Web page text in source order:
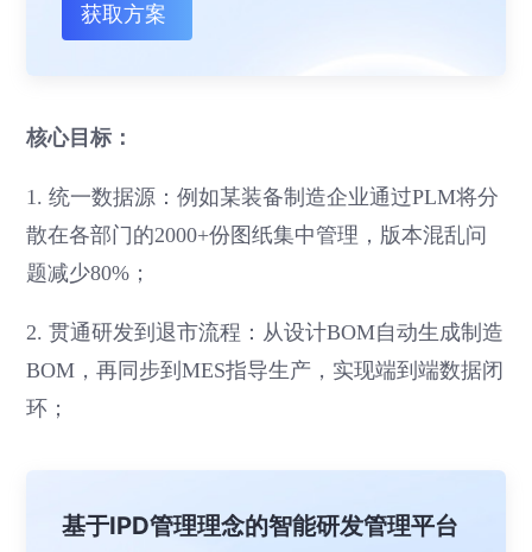
获取方案
核心目标：
1. 统一数据源：例如某装备制造企业通过PLM将分
散在各部门的2000+份图纸集中管理，版本混乱问
题减少80%；
2. 贯通研发到退市流程：从设计BOM自动生成制造
BOM，再同步到MES指导生产，实现端到端数据闭
环；
基于IPD管理理念的智能研发管理平台